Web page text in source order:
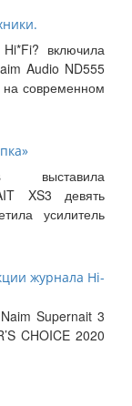
включила
Audio ND555
современном
выставила
XS3 девять
усилитель
журнала Hi-
Supernait 3
CHOICE 2020